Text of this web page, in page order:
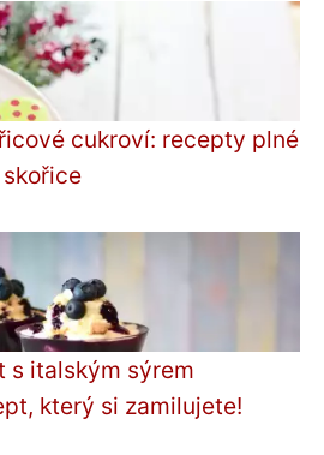
cukroví: recepty plné
s italským sýrem
který si zamilujete!